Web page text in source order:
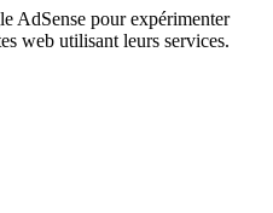
AdSense pour expérimenter
web utilisant leurs services.